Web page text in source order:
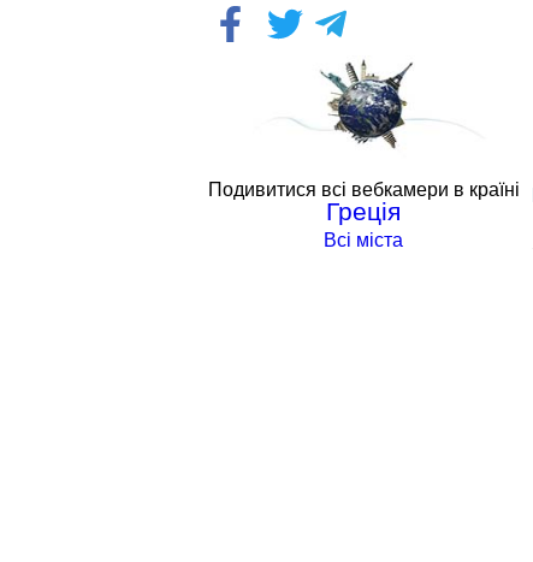
Подивитися всі вебкамери в країні
Греція
Всі міста